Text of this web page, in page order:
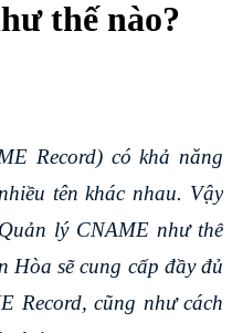
thế nào?
Record) có khả năng
tên khác nhau. Vậy
Quản lý CNAME như thế
Hòa sẽ cung cấp đầy đủ
Record, cũng như cách